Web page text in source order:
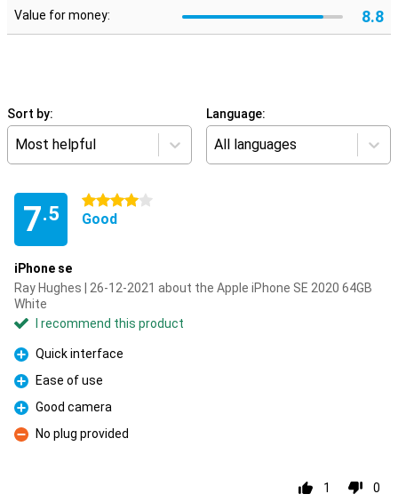
Value for money: 8.8
Sort by:
Most helpful
Language:
All languages
7.5
4 stars
Good
iPhone se
Ray Hughes | 26-12-2021 about the Apple iPhone SE 2020 64GB
White
I recommend this product
Pro
Quick interface
Pro
Ease of use
Pro
Good camera
Con
No plug provided
1 0